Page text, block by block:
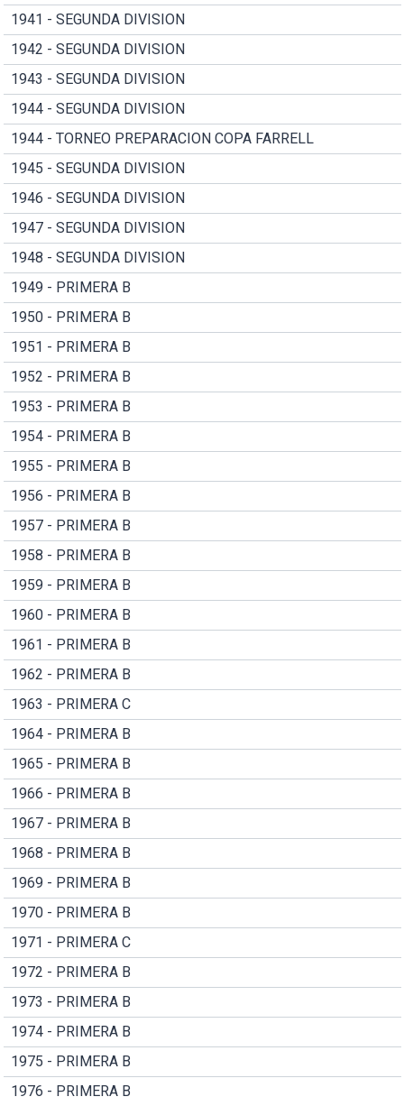
1941 - SEGUNDA DIVISION
1942 - SEGUNDA DIVISION
1943 - SEGUNDA DIVISION
1944 - SEGUNDA DIVISION
1944 - TORNEO PREPARACION COPA FARRELL
1945 - SEGUNDA DIVISION
1946 - SEGUNDA DIVISION
1947 - SEGUNDA DIVISION
1948 - SEGUNDA DIVISION
1949 - PRIMERA B
1950 - PRIMERA B
1951 - PRIMERA B
1952 - PRIMERA B
1953 - PRIMERA B
1954 - PRIMERA B
1955 - PRIMERA B
1956 - PRIMERA B
1957 - PRIMERA B
1958 - PRIMERA B
1959 - PRIMERA B
1960 - PRIMERA B
1961 - PRIMERA B
1962 - PRIMERA B
1963 - PRIMERA C
1964 - PRIMERA B
1965 - PRIMERA B
1966 - PRIMERA B
1967 - PRIMERA B
1968 - PRIMERA B
1969 - PRIMERA B
1970 - PRIMERA B
1971 - PRIMERA C
1972 - PRIMERA B
1973 - PRIMERA B
1974 - PRIMERA B
1975 - PRIMERA B
1976 - PRIMERA B